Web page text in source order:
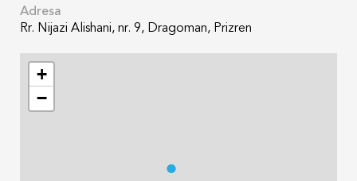
Adresa
Rr. Nijazi Alishani, nr. 9, Dragoman, Prizren
+
−